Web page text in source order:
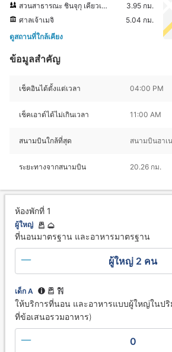
สวนสาธารณะ ชินจุกุ เคียวเอ็น
3.95 กม.
ศาลเจ้าเมจิ
5.04 กม.
ดูสถานที่ใกล้เคียง
ข้อมูลสำคัญ
เช็คอินได้ตั้งแต่เวลา 04:00 PM
เช็คเอาต์ได้ไม่เกินเวลา 11:00 AM
สนามบินใกล้ที่สุด สนามบินฮาเ
ระยะทางจากสนามบิน 20.26 กม.
ห้องพักที่ 1
ผู้ใหญ่
ที่นอนมาตรฐาน และอาหารมาตรฐาน
ผู้ใหญ่ 2 คน
เด็ก A
ให้บริการที่นอน และอาหารแบบผู้ใหญ่ในป
ที่ข้อเสนอรวมอาหาร)
0